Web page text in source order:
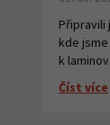
Připravili
kde
k
Číst více